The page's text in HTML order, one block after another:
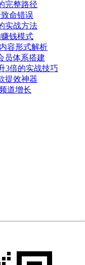
完整路径
命错误
实战方法
钱模式
容形式解析
员体系搭建
3倍的实战技巧
提效神器
道增长